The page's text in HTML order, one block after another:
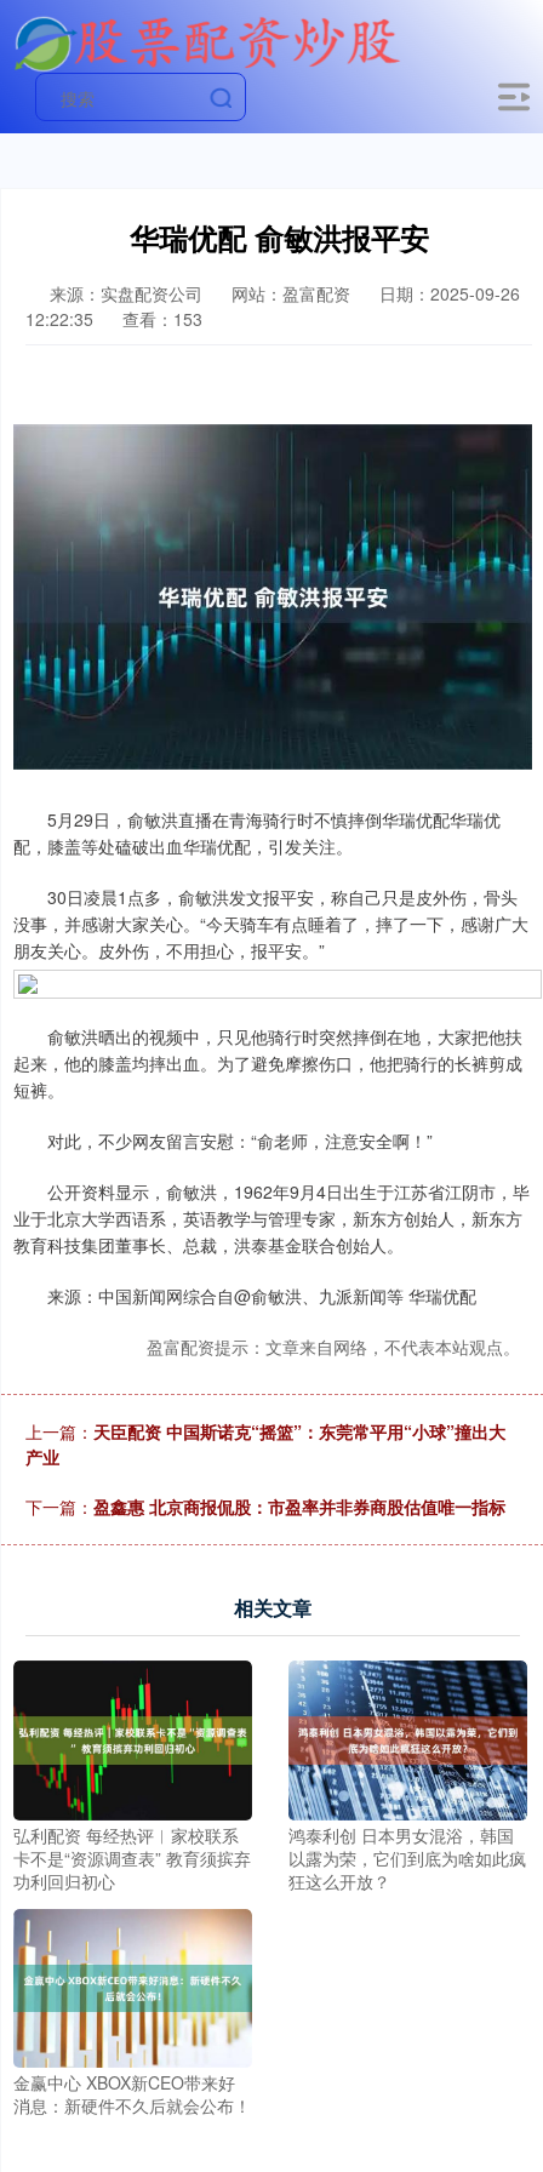
华瑞优配 俞敏洪报平安
来源：实盘配资公司 网站：盈富配资
日期：2025-09-26
12:22:35
查看：153
5月29日，俞敏洪直播在青海骑行时不慎摔倒华瑞优配华瑞优
配，膝盖等处磕破出血华瑞优配，引发关注。
30日凌晨1点多，俞敏洪发文报平安，称自己只是皮外伤，骨头
没事，并感谢大家关心。“今天骑车有点睡着了，摔了一下，感谢广大
朋友关心。皮外伤，不用担心，报平安。”
俞敏洪晒出的视频中，只见他骑行时突然摔倒在地，大家把他扶
起来，他的膝盖均摔出血。为了避免摩擦伤口，他把骑行的长裤剪成
短裤。
对此，不少网友留言安慰：“俞老师，注意安全啊！”
公开资料显示，俞敏洪，1962年9月4日出生于江苏省江阴市，毕
业于北京大学西语系，英语教学与管理专家，新东方创始人，新东方
教育科技集团董事长、总裁，洪泰基金联合创始人。
来源：中国新闻网综合自@俞敏洪、九派新闻等 华瑞优配
盈富配资提示：文章来自网络，不代表本站观点。
上一篇： 天臣配资 中国斯诺克“摇篮”：东莞常平用“小球”撞出大
产业
下一篇： 盈鑫惠 北京商报侃股：市盈率并非券商股估值唯一指标
相关文章
弘利配资 每经热评︱家校联系
卡不是“资源调查表” 教育须摈弃
功利回归初心
鸿泰利创 日本男女混浴，韩国
以露为荣，它们到底为啥如此疯
狂这么开放？
金赢中心 XBOX新CEO带来好
消息：新硬件不久后就会公布！